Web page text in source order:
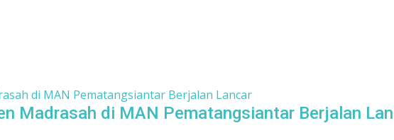
Madrasah di MAN Pematangsiantar Berjalan